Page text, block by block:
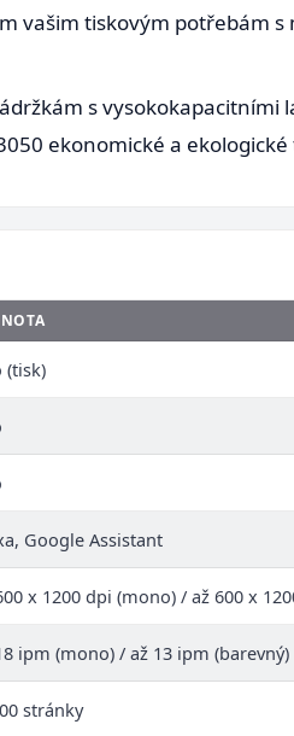
vašim tiskovým potřebám
s
ekonomické a
(tisk)
Google Assistant
x 1200 dpi (mono) / až 600 x
ipm (mono) / až 13 ipm (barevný)
stránky